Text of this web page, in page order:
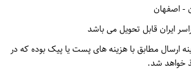
-اصفهان
ایران قابل تحویل می باشد
ارسال مطابق با هزینه های پست یا پیک بوده که در
خواهد شد.